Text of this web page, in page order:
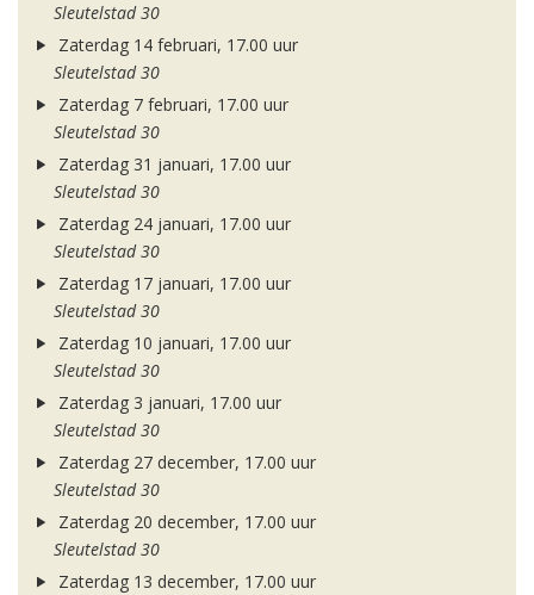
Sleutelstad 30
Zaterdag 14 februari, 17.00 uur
Sleutelstad 30
Zaterdag 7 februari, 17.00 uur
Sleutelstad 30
Zaterdag 31 januari, 17.00 uur
Sleutelstad 30
Zaterdag 24 januari, 17.00 uur
Sleutelstad 30
Zaterdag 17 januari, 17.00 uur
Sleutelstad 30
Zaterdag 10 januari, 17.00 uur
Sleutelstad 30
Zaterdag 3 januari, 17.00 uur
Sleutelstad 30
Zaterdag 27 december, 17.00 uur
Sleutelstad 30
Zaterdag 20 december, 17.00 uur
Sleutelstad 30
Zaterdag 13 december, 17.00 uur